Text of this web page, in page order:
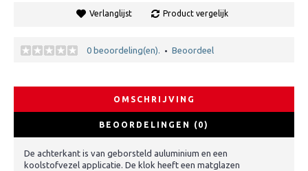
Verlanglijst Product vergelijk
0 beoordeling(en). • Beoordeel
OMSCHRIJVING
BEOORDELINGEN (0)
De achterkant is van geborsteld auluminium en een
koolstofvezel applicatie. De klok heeft een matglazen